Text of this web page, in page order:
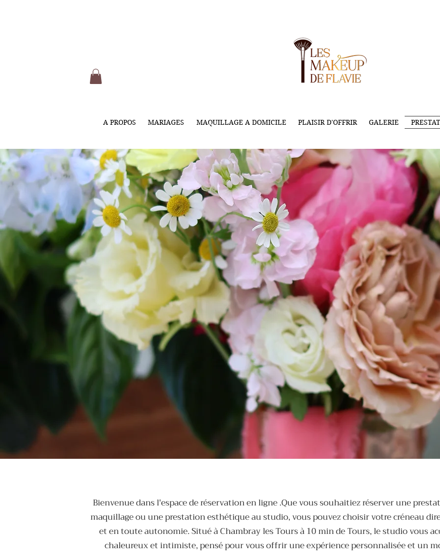
A PROPOS MARIAGES MAQUILLAGE A DOMICILE PLAISIR D'OFFRIR GALERIE
Bienvenue dans l'espace de réservation en ligne .Que vous souhaitiez réserver une
maquillage ou une prestation esthétique au studio, vous pouvez choisir votre créneau
et en toute autonomie. Situé à Chambray les Tours à 10 min de Tours, le studio vous
chaleureux et intimiste, pensé pour vous offrir une expérience personnalisée et un